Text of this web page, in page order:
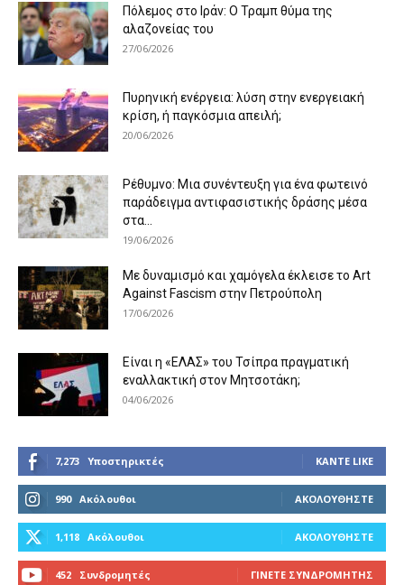
Πόλεμος στο Ιράν: Ο Τραμπ θύμα της
αλαζονείας του
27/06/2026
Πυρηνική ενέργεια: λύση στην ενεργειακή
κρίση, ή παγκόσμια απειλή;
20/06/2026
Ρέθυμνο: Μια συνέντευξη για ένα φωτεινό
παράδειγμα αντιφασιστικής δράσης μέσα
στα...
19/06/2026
Με δυναμισμό και χαμόγελα έκλεισε το Art
Against Fascism στην Πετρούπολη
17/06/2026
Είναι η «ΕΛΑΣ» του Τσίπρα πραγματική
εναλλακτική στον Μητσοτάκη;
04/06/2026
7,273 Υποστηρικτές ΚΆΝΤΕ LIKE
990 Ακόλουθοι ΑΚΟΛΟΥΘΉΣΤΕ
1,118 Ακόλουθοι ΑΚΟΛΟΥΘΉΣΤΕ
452 Συνδρομητές ΓΊΝΕΤΕ ΣΥΝΔΡΟΜΗΤΉΣ